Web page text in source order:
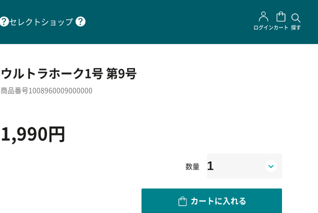
セレクトショップ ログインカート 探す
ウルトラホーク1号 第9号
商品番号1008960009000000
1,990円
数量
カートに入れる